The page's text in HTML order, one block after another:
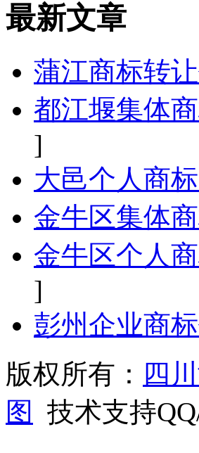
最新文章
蒲江商标转
都江堰集体
]
大邑个人商
金牛区集体
金牛区个人
]
彭州企业商
版权所有： 四
图
技术支持